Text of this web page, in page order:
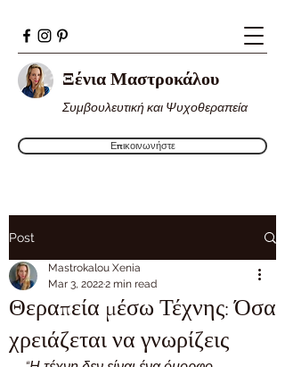
Ξένια Μαστροκάλου
Συμβουλευτική και Ψυχοθεραπεία
Επικοινωνήστε
Post
Θεραπεία μέσω Τέχνης: Όσα
χρειάζεται να γνωρίζεις
Mastrokalou Xenia
Mar 3, 20222 min read